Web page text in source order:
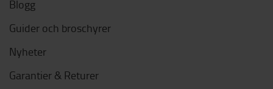
Blogg
Guider och broschyrer
Nyheter
Garantier & Returer